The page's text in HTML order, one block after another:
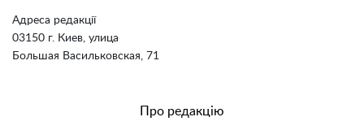
Адреса редакції
03150 г. Киев, улица
Большая Васильковская, 71
Про редакцію